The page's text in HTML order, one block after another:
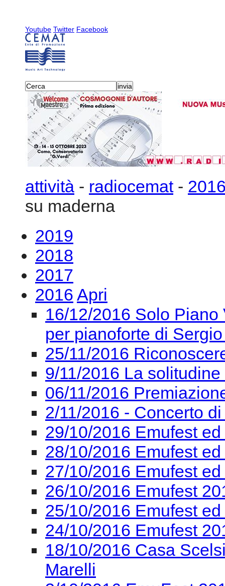
Youtube Twitter Facebook
attività - radiocemat-
su maderna
2019
2018
2017
2016 Apri
16/12/2016 Solo
per pianoforte di
25/11/2016
9/11/2016 La
06/11/2016
2/11/2016 - Concerto
29/10/2016 Emufest
28/10/2016 Emufest
27/10/2016 Emufest
26/10/2016 Emufest
25/10/2016 Emufest
24/10/2016 Emufest
18/10/2016 Casa
Marelli